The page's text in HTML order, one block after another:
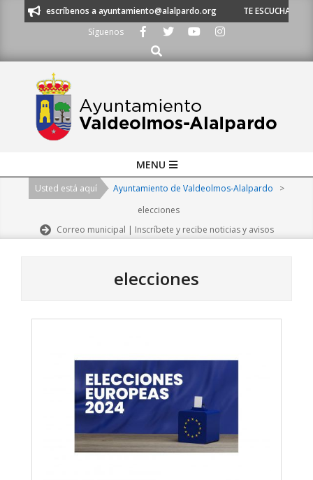
o escríbenos a ayuntamiento@alalpardo.org
TE ESCUCHAMOS -
Síguenos
Buscar
Navigation
MENU
Usted está aquí Ayuntamiento de Valdeolmos-Alalpardo
>
elecciones
Correo municipal | Inscríbete y recibe noticias y avisos
elecciones